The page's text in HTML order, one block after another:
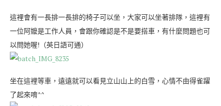
這裡會有一長排一長排的椅子可以坐，大家可以坐著排隊，這裡有
一位阿嬤是工作人員，會跟你確認是不是要搭車，有什麼問題也可
以問她喔!（英日語可通）
坐在這裡等車，遠遠就可以看見立山山上的白雪，心情不由得雀躍
了起來唷^^